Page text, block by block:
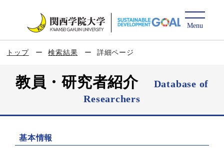
トップ 検索結果 詳細ページ
教員・研究者紹介
Database of
Researchers
基本情報